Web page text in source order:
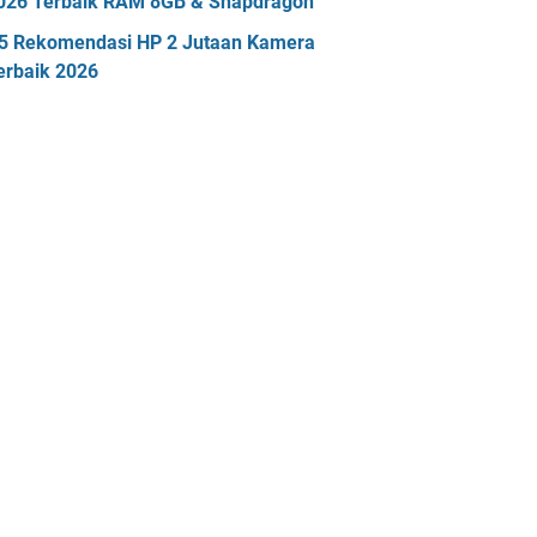
Rekomendasi HP 2 Jutaan Kamera
2026